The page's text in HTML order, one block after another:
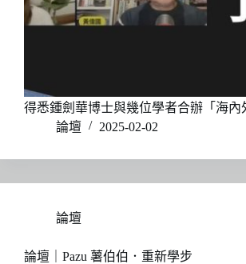
得悉鍾劍華博士與幾位學者合辦「海
論壇
2025-02-02
論壇
論壇｜Pazu 薯伯伯．重新學步